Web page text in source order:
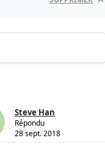
Steve Han
Répondu
28 sept. 2018